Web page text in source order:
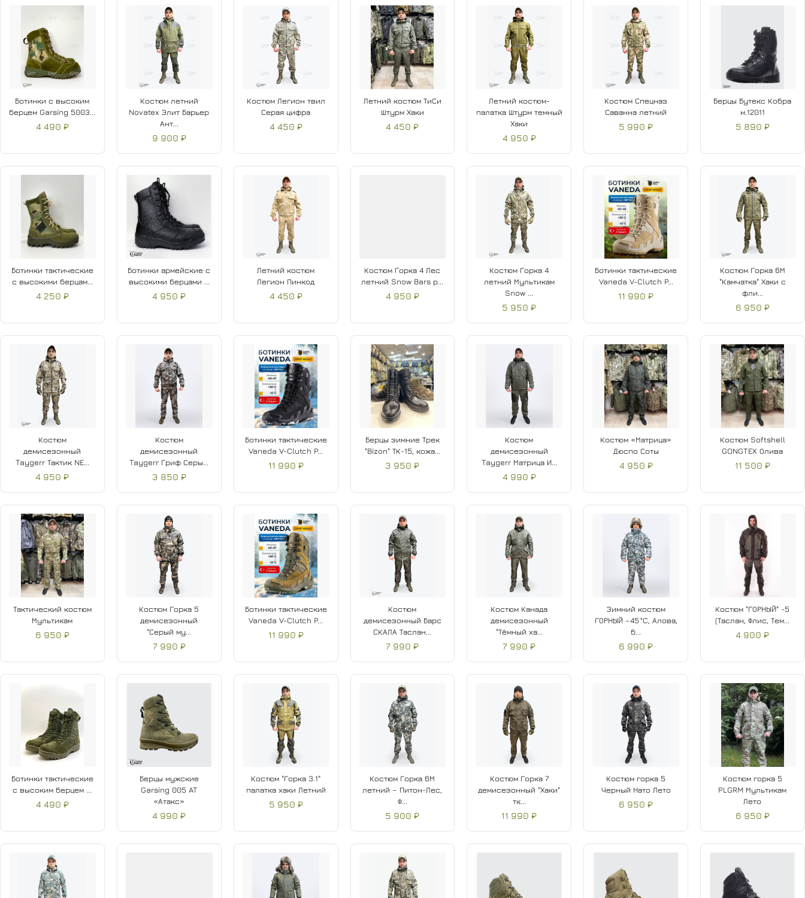
Ботинки с высоким
берцем Garsing 5003...
4 490 ₽
Костюм летний
Novatex Элит Барьер
Ант...
9 900 ₽
Костюм Легион твил
Серая цифра
4 450 ₽
Летний костюм ТиСи
Штурм Хаки
4 450 ₽
Летний костюм-
палатка Штурм темный
Хаки
4 950 ₽
Костюм Спецназ
Саванна летний
5 990 ₽
Берцы Бутекс Кобра
м.12011
5 890 ₽
Ботинки тактические
с высокими берцам...
4 250 ₽
Ботинки армейские с
высокими берцами ...
4 950 ₽
Летний костюм
Легион Пинкод
4 450 ₽
Костюм Горка 4 Лес
летний Snow Bars р...
4 950 ₽
Костюм Горка 4
летний Мультикам
Snow ...
5 950 ₽
Ботинки тактические
Vaneda V-Clutch P...
11 990 ₽
Костюм Горка 6М
"Камчатка" Хаки с
фли...
6 950 ₽
Костюм
демисезонный
Taygerr Тактик NE...
4 950 ₽
Костюм
демисезонный
Taygerr Гриф Серы...
3 850 ₽
Ботинки тактические
Vaneda V-Clutch P...
11 990 ₽
Берцы зимние Трек
"Bizon" ТК-15, кожа...
3 950 ₽
Костюм
демисезонный
Taygerr Матрица И...
4 990 ₽
Костюм «Матрица»
Дюспо Соты
4 950 ₽
Костюм Softshell
GONGTEX Олива
11 500 ₽
Тактический костюм
Мультикам
6 950 ₽
Костюм Горка 5
демисезонный
"Серый му...
7 990 ₽
Ботинки тактические
Vaneda V-Clutch P...
11 990 ₽
Костюм
демисезонный Барс
СКАЛА Таслан...
7 990 ₽
Костюм Канада
демисезонный
"Тёмный ха...
7 990 ₽
Зимний костюм
ГОРНЫЙ –45 °C, Алова,
б...
6 990 ₽
Костюм "ГОРНЫЙ" -5
(Таслан, Флис, Тем...
4 900 ₽
Ботинки тактические
с высоким берцем ...
4 490 ₽
Берцы мужские
Garsing 005 AT
«Атакс»
4 990 ₽
Костюм "Горка 3.1"
палатка хаки Летний
5 950 ₽
Костюм Горка 6М
летний – Питон-Лес,
Ф...
5 900 ₽
Костюм Горка 7
демисезонный "Хаки"
тк...
11 990 ₽
Костюм горка 5
Черный Нато Лето
6 950 ₽
Костюм горка 5
PLGRM Мультикам
Лето
6 950 ₽